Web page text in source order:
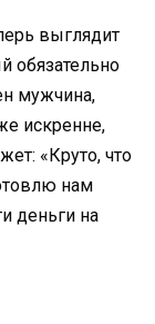
выглядит
обязательно
мужчина,
искренне,
«Круто, что
нам
деньги на